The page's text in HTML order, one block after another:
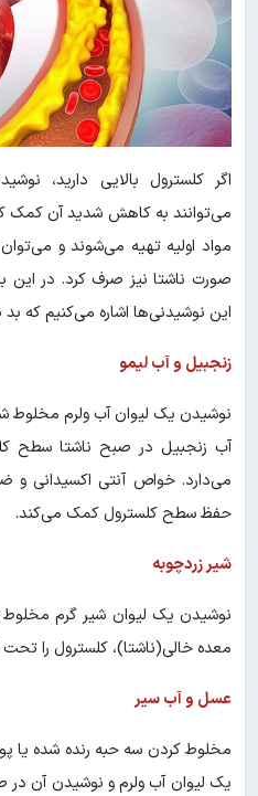
اگر کلسترول بالایی دارید،
می‌توانند به کاهش شدید آن کمک
مواد اولیه تهیه می‌شوند و
صورت ناشتا نیز صرف کرد. در
این نوشیدنی‌ها اشاره می‌کنیم که
زنجبیل و آب لیمو
نوشیدن یک لیوان آب ولرم مخلوط
آب زنجبیل در صبح ناشتا سطح
می‌دارد. خواص آنتی اکسیدانی و
حفظ سطح کلسترول کمک می‌کند.
شیر زردچوبه
نوشیدن یک لیوان شیر گرم مخلوط
معده خالی(ناشتا)، کلسترول را
عسل و آب سیر
مخلوط کردن سه حبه رنده شده یا
یک لیوان آب ولرم و نوشیدن آن در